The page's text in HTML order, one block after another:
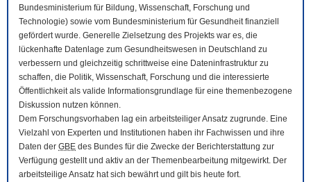
Bundesministerium für Bildung, Wissenschaft, Forschung und
Technologie) sowie vom Bundesministerium für Gesundheit finanziell
gefördert wurde. Generelle Zielsetzung des Projekts war es, die
lückenhafte Datenlage zum Gesundheitswesen in Deutschland zu
verbessern und gleichzeitig schrittweise eine Dateninfrastruktur zu
schaffen, die Politik, Wissenschaft, Forschung und die interessierte
Öffentlichkeit als valide Informationsgrundlage für eine themenbezogene
Diskussion nutzen können.
Dem Forschungsvorhaben lag ein arbeitsteiliger Ansatz zugrunde. Eine
Vielzahl von Experten und Institutionen haben ihr Fachwissen und ihre
Daten der GBE des Bundes für die Zwecke der Berichterstattung zur
Verfügung gestellt und aktiv an der Themenbearbeitung mitgewirkt. Der
arbeitsteilige Ansatz hat sich bewährt und gilt bis heute fort.